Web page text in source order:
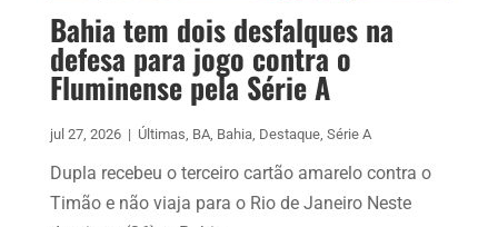
Bahia tem dois desfalques na
defesa para jogo contra o
Fluminense pela Série A
jul 27, 2026 | Últimas, BA, Bahia, Destaque, Série A
Dupla recebeu o terceiro cartão amarelo contra o
Timão e não viaja para o Rio de Janeiro Neste